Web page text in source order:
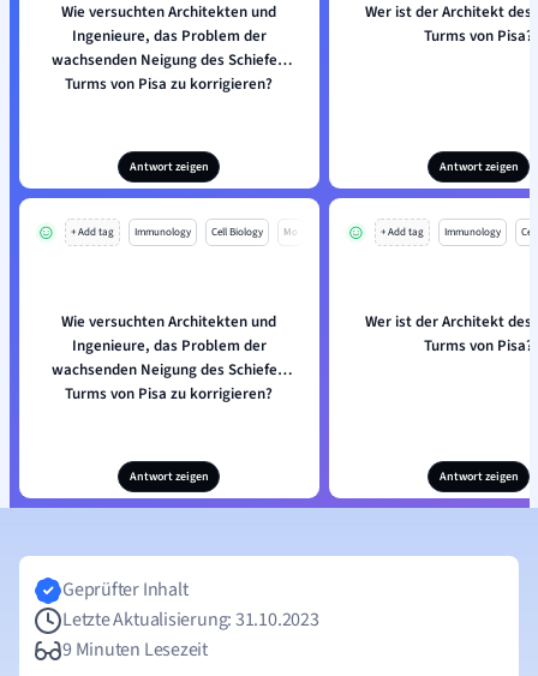
Wie versuchten Architekten und
Ingenieure, das Problem der
wachsenden Neigung des Schiefen
Turms von Pisa zu korrigieren?
Antwort zeigen
Wer ist der Architekt des
Turms von Pisa?
Antwort zeigen
+ Add tag Immunology Cell Biology Mo
Wie versuchten Architekten und
Ingenieure, das Problem der
wachsenden Neigung des Schiefen
Turms von Pisa zu korrigieren?
Antwort zeigen
+ Add tag Immunology
Wer ist der Architekt des
Turms von Pisa?
Antwort zeigen
Geprüfter Inhalt
Letzte Aktualisierung: 31.10.2023
9 Minuten Lesezeit